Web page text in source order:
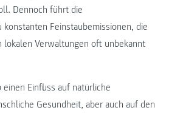
Dennoch führt die
konstanten Feinstaubemissionen, die
lokalen Verwaltungen oft unbekannt
Einfluss auf natürliche
Gesundheit, aber auch auf den